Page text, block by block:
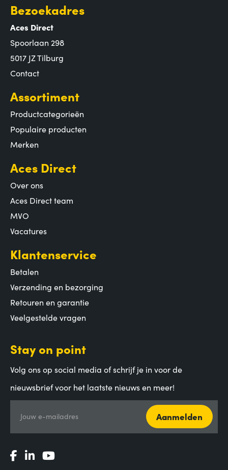
Bezoekadres
Aces Direct
Spoorlaan 298
5017 JZ Tilburg
Contact
Assortiment
Productcategorieën
Populaire producten
Merken
Aces Direct
Over ons
Aces Direct team
MVO
Vacatures
Klantenservice
Betalen
Verzending en bezorging
Retouren en garantie
Veelgestelde vragen
Stay on point
Volg ons op social media of schrijf je in voor de
nieuwsbrief voor het laatste nieuws en meer!
Jouw e-mailadres Aanmelden